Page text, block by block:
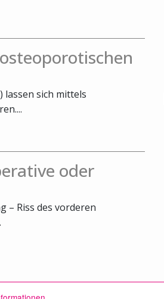
sich mittels
oder
– Riss des vorderen